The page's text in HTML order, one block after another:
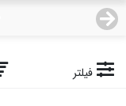
صفحه اصلی
فیلتر